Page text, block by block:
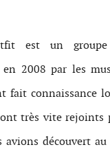
est un
en 2008 par les
fait connaissance
très vite rejoints
avions découvert